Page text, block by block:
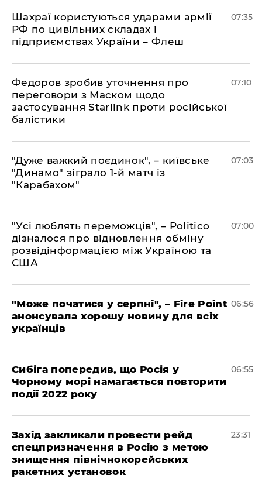
Шахраї користуються ударами армії
РФ по цивільних складах і
підприємствах України – Флеш
07:35
Федоров зробив уточнення про
переговори з Маском щодо
застосування Starlink проти російської
балістики
07:10
"Дуже важкий поєдинок", – київське
"Динамо" зіграло 1-й матч із
"Карабахом"
07:03
"Усі люблять переможців", – Politico
дізналося про відновлення обміну
розвідінформацією між Україною та
США
07:00
"Може початися у серпні", – Fire Point
анонсувала хорошу новину для всіх
українців
06:56
Сибіга попередив, що Росія у
Чорному морі намагається повторити
події 2022 року
06:55
​Захід закликали провести рейд
спецпризначення в Росію з метою
знищення північнокорейських
ракетних установок
23:31